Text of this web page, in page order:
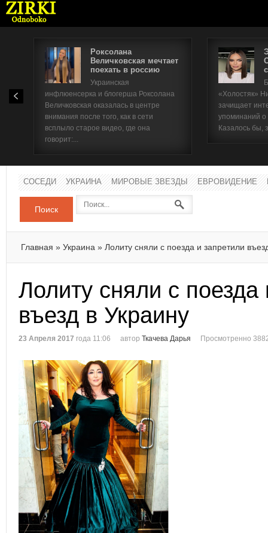
Роксолана
Величковская мечтает
поехать в россию
Украинская
инфлюенсерка и блогерша Роксолана
Величковская оказалась в центре
внимания после того, как в сети
всплыло старое видео, где она
говорит:...
«Холостяк»
зачищает
упоминаний
Казалось бы,
СОСЕДИ УКРАИНА МИРОВЫЕ ЗВЕЗДЫ ЕВРОВИДЕНИЕ
Поиск
Главная » Украина » Лолиту сняли с поезда и запретили
Лолиту сняли с поезда
въезд в Украину
23 Апреля 2017 года 11:06 автор Ткачева Дарья Просмотренно
Имя